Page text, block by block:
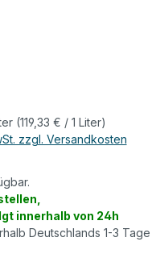
(119,33 € / 1 Liter)
zzgl. Versandkosten
innerhalb von 24h
Deutschlands 1-3